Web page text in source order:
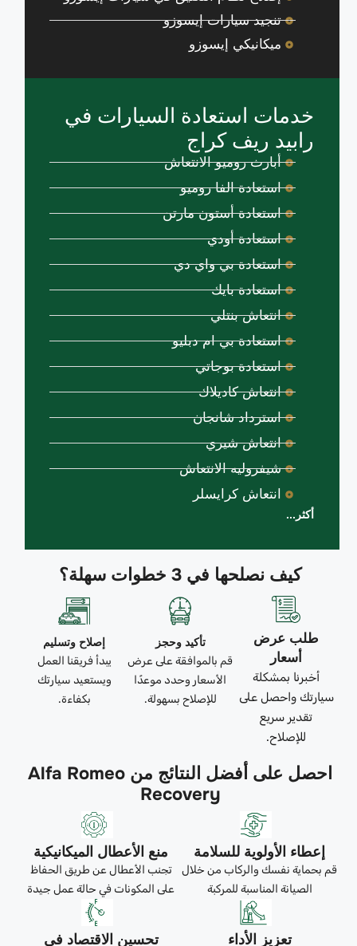
كيف نصلحها في 3 خطوات سهلة؟
طلب عرض
أسعار
أخبرنا بمشكلة
سيارتك واحصل على
تقدير سريع
للإصلاح.
تأكيد وحجز
قم بالموافقة على عرض
الأسعار وحدد موعدًا
للإصلاح بسهولة.
إصلاح وتسليم
يبدأ فريقنا العمل
ويستعيد سيارتك
بكفاءة.
احصل على أفضل النتائج من Alfa Romeo
Recovery
إعطاء الأولوية للسلامة
قم بحماية نفسك والركاب من خلال
الصيانة المناسبة للمركبة
منع الأعطال الميكانيكية
تجنب الأعطال عن طريق الحفاظ
على المكونات في حالة عمل جيدة
تعزيز الأداء تحسين الاقتصاد في
تنجيد سيارات إيسوزو
ميكانيكي إيسوزو
خدمات استعادة السيارات في
رابيد ريف كراج
أبارث روميو الانتعاش
استعادة الفا روميو
استعادة أستون مارتن
استعادة أودي
استعادة بي واي دي
استعادة بايك
انتعاش بنتلي
استعادة بي ام دبليو
استعادة بوجاتي
انتعاش كاديلاك
استرداد شانجان
انتعاش شيري
شيفروليه الانتعاش
انتعاش كرايسلر
أكثر...